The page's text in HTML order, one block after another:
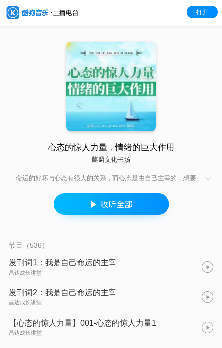
打开
心态的惊人力量，情绪的巨大作用
麒麟文化书场
命运的好坏与心态有很大的关系，而心态是由自己主宰的，想要
界的核心地位。社会生物学家指出，危急时刻的情绪高于理性，
发挥着主导作用。当人们面临危险、屡遭挫败，仅靠理智不足以
解决问题，还需要情绪作为引导。在任何时候，人们都不应该忽
情绪还会时常挂在我们脸上吗？愤怒和焦躁还会侵扰我们吗？ 心
态阳光了，情绪自然也就明朗了。所以说，我们要培养积极向上
的心态，发掘其内在的无穷力量，并借助这份强大的力量改变自
己的命运，此外，我们还要及时调整我们的情绪，人中获得正向
力量，转变陷入困境的人生。
节目（536）
发刊词1：我是自己命运的主宰
昌达成长讲堂
发刊词2：我是自己命运的主宰
昌达成长讲堂
【心态的惊人力量】001-心态的惊人力量1
昌达成长讲堂